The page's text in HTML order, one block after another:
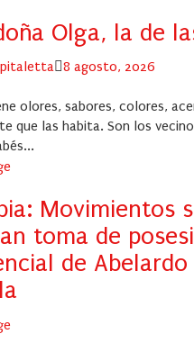
Olga, la de
Posted
8 agosto, 2026
olores, sabores, colores,
que las habita. Son los
Movimientos
toma de
de